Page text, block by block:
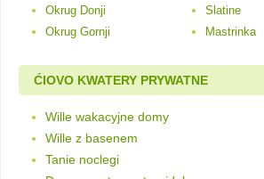
Okrug Donji
Slatine
Okrug Gornji
Mastrinka
ĆIOVO KWATERY PRYWATNE
Wille wakacyjne domy
Wille z basenem
Tanie noclegi